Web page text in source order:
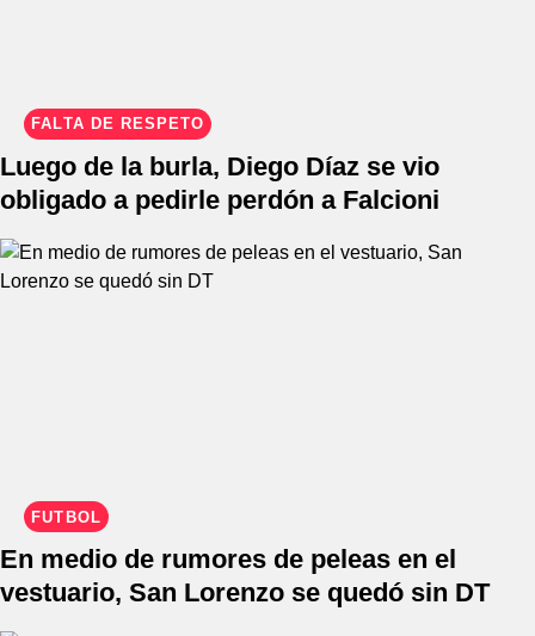
FALTA DE RESPETO
Luego de la burla, Diego Díaz se vio
obligado a pedirle perdón a Falcioni
FÚTBOL
En medio de rumores de peleas en el
vestuario, San Lorenzo se quedó sin DT